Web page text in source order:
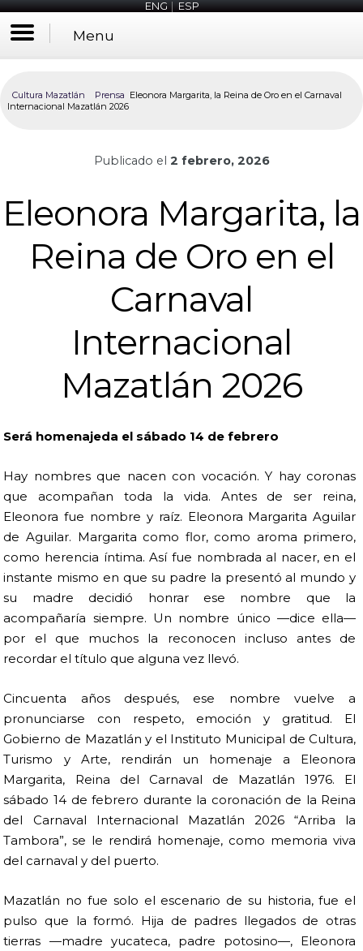
ENG|ESP
Menu
Cultura Mazatlán Prensa Eleonora Margarita, la Reina de Oro en el Carnaval
Internacional Mazatlán 2026
Publicado el 2 febrero, 2026
Eleonora Margarita, la
Reina de Oro en el
Carnaval
Internacional
Mazatlán 2026
Será homenajeda el sábado 14 de febrero
Hay nombres que nacen con vocación. Y hay coronas
que acompañan toda la vida. Antes de ser reina,
Eleonora fue nombre y raíz. Eleonora Margarita Aguilar
de Aguilar. Margarita como flor, como aroma primero,
como herencia íntima. Así fue nombrada al nacer, en el
instante mismo en que su padre la presentó al mundo y
su madre decidió honrar ese nombre que la
acompañaría siempre. Un nombre único —dice ella—
por el que muchos la reconocen incluso antes de
recordar el título que alguna vez llevó.
Cincuenta años después, ese nombre vuelve a
pronunciarse con respeto, emoción y gratitud. El
Gobierno de Mazatlán y el Instituto Municipal de Cultura,
Turismo y Arte, rendirán un homenaje a Eleonora
Margarita, Reina del Carnaval de Mazatlán 1976. El
sábado 14 de febrero durante la coronación de la Reina
del Carnaval Internacional Mazatlán 2026 “Arriba la
Tambora”, se le rendirá homenaje, como memoria viva
del carnaval y del puerto.
Mazatlán no fue solo el escenario de su historia, fue el
pulso que la formó. Hija de padres llegados de otras
tierras —madre yucateca, padre potosino—, Eleonora